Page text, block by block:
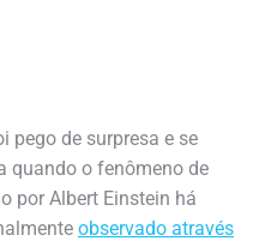
pego de surpresa e se
quando o fenômeno de
por Albert Einstein há
observado através